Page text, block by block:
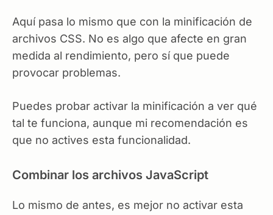
Aquí pasa lo mismo que con la minificación de
archivos CSS. No es algo que afecte en gran
medida al rendimiento, pero sí que puede
provocar problemas.
Puedes probar activar la minificación a ver qué
tal te funciona, aunque mi recomendación es
que no actives esta funcionalidad.
Combinar los archivos JavaScript
Lo mismo de antes, es mejor no activar esta